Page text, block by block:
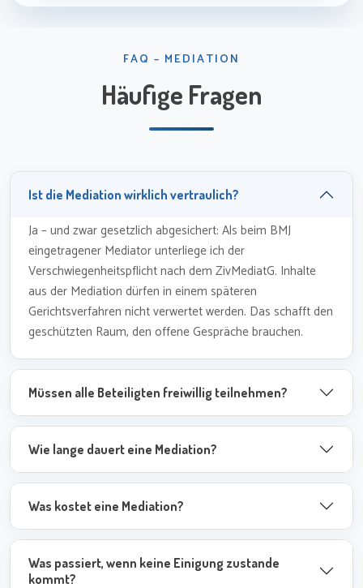
FAQ – MEDIATION
Häufige Fragen
Ist die Mediation wirklich vertraulich?
Ja – und zwar gesetzlich abgesichert: Als beim BMJ
eingetragener Mediator unterliege ich der
Verschwiegenheitspflicht nach dem ZivMediatG. Inhalte
aus der Mediation dürfen in einem späteren
Gerichtsverfahren nicht verwertet werden. Das schafft den
geschützten Raum, den offene Gespräche brauchen.
Müssen alle Beteiligten freiwillig teilnehmen?
Wie lange dauert eine Mediation?
Was kostet eine Mediation?
Was passiert, wenn keine Einigung zustande
kommt?